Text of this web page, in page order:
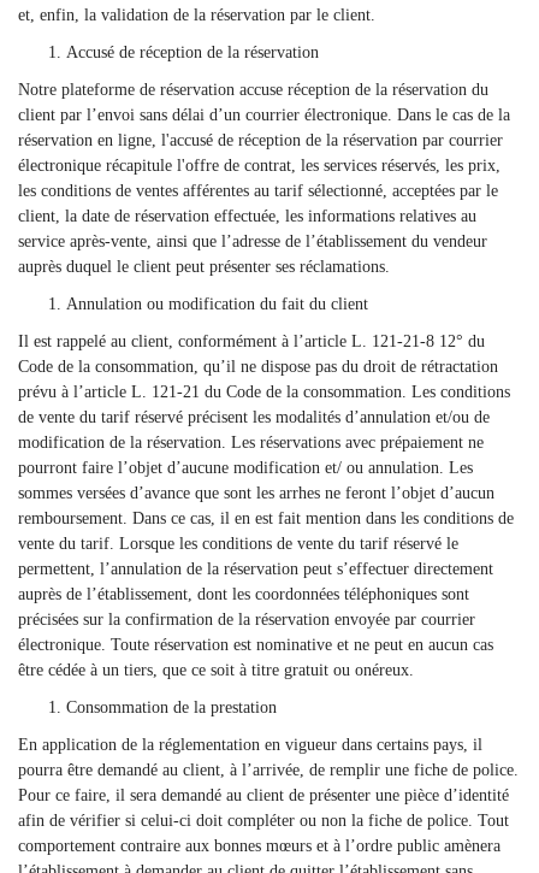
et, enfin, la validation de la réservation par le client.
Accusé de réception de la réservation
Notre plateforme de réservation accuse réception de la réservation du
client par l’envoi sans délai d’un courrier électronique. Dans le cas de la
réservation en ligne, l'accusé de réception de la réservation par courrier
électronique récapitule l'offre de contrat, les services réservés, les prix,
les conditions de ventes afférentes au tarif sélectionné, acceptées par le
client, la date de réservation effectuée, les informations relatives au
service après-vente, ainsi que l’adresse de l’établissement du vendeur
auprès duquel le client peut présenter ses réclamations.
Annulation ou modification du fait du client
Il est rappelé au client, conformément à l’article L. 121-21-8 12° du
Code de la consommation, qu’il ne dispose pas du droit de rétractation
prévu à l’article L. 121-21 du Code de la consommation. Les conditions
de vente du tarif réservé précisent les modalités d’annulation et/ou de
modification de la réservation. Les réservations avec prépaiement ne
pourront faire l’objet d’aucune modification et/ ou annulation. Les
sommes versées d’avance que sont les arrhes ne feront l’objet d’aucun
remboursement. Dans ce cas, il en est fait mention dans les conditions de
vente du tarif. Lorsque les conditions de vente du tarif réservé le
permettent, l’annulation de la réservation peut s’effectuer directement
auprès de l’établissement, dont les coordonnées téléphoniques sont
précisées sur la confirmation de la réservation envoyée par courrier
électronique. Toute réservation est nominative et ne peut en aucun cas
être cédée à un tiers, que ce soit à titre gratuit ou onéreux.
Consommation de la prestation
En application de la réglementation en vigueur dans certains pays, il
pourra être demandé au client, à l’arrivée, de remplir une fiche de police.
Pour ce faire, il sera demandé au client de présenter une pièce d’identité
afin de vérifier si celui-ci doit compléter ou non la fiche de police. Tout
comportement contraire aux bonnes mœurs et à l’ordre public amènera